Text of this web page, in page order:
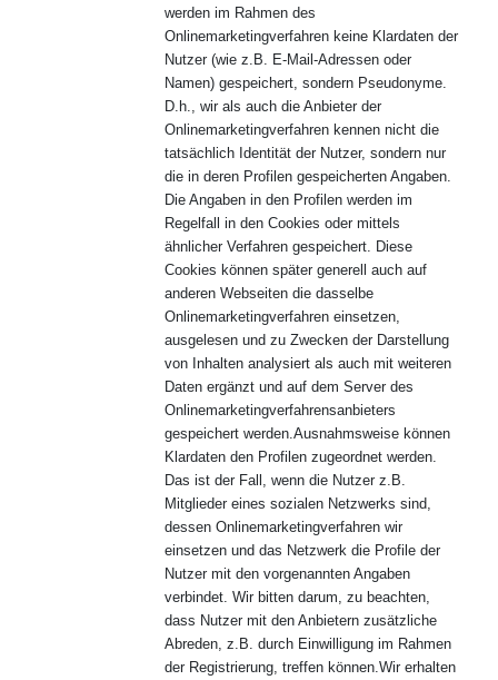
werden im Rahmen des
Onlinemarketingverfahren keine Klardaten der
Nutzer (wie z.B. E-Mail-Adressen oder
Namen) gespeichert, sondern Pseudonyme.
D.h., wir als auch die Anbieter der
Onlinemarketingverfahren kennen nicht die
tatsächlich Identität der Nutzer, sondern nur
die in deren Profilen gespeicherten Angaben.
Die Angaben in den Profilen werden im
Regelfall in den Cookies oder mittels
ähnlicher Verfahren gespeichert. Diese
Cookies können später generell auch auf
anderen Webseiten die dasselbe
Onlinemarketingverfahren einsetzen,
ausgelesen und zu Zwecken der Darstellung
von Inhalten analysiert als auch mit weiteren
Daten ergänzt und auf dem Server des
Onlinemarketingverfahrensanbieters
gespeichert werden.Ausnahmsweise können
Klardaten den Profilen zugeordnet werden.
Das ist der Fall, wenn die Nutzer z.B.
Mitglieder eines sozialen Netzwerks sind,
dessen Onlinemarketingverfahren wir
einsetzen und das Netzwerk die Profile der
Nutzer mit den vorgenannten Angaben
verbindet. Wir bitten darum, zu beachten,
dass Nutzer mit den Anbietern zusätzliche
Abreden, z.B. durch Einwilligung im Rahmen
der Registrierung, treffen können.Wir erhalten